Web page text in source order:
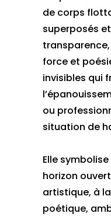
de corps
superposés
force et
invisibles qui
ou
situation de
Elle
horizon
artistique, à
poétique,